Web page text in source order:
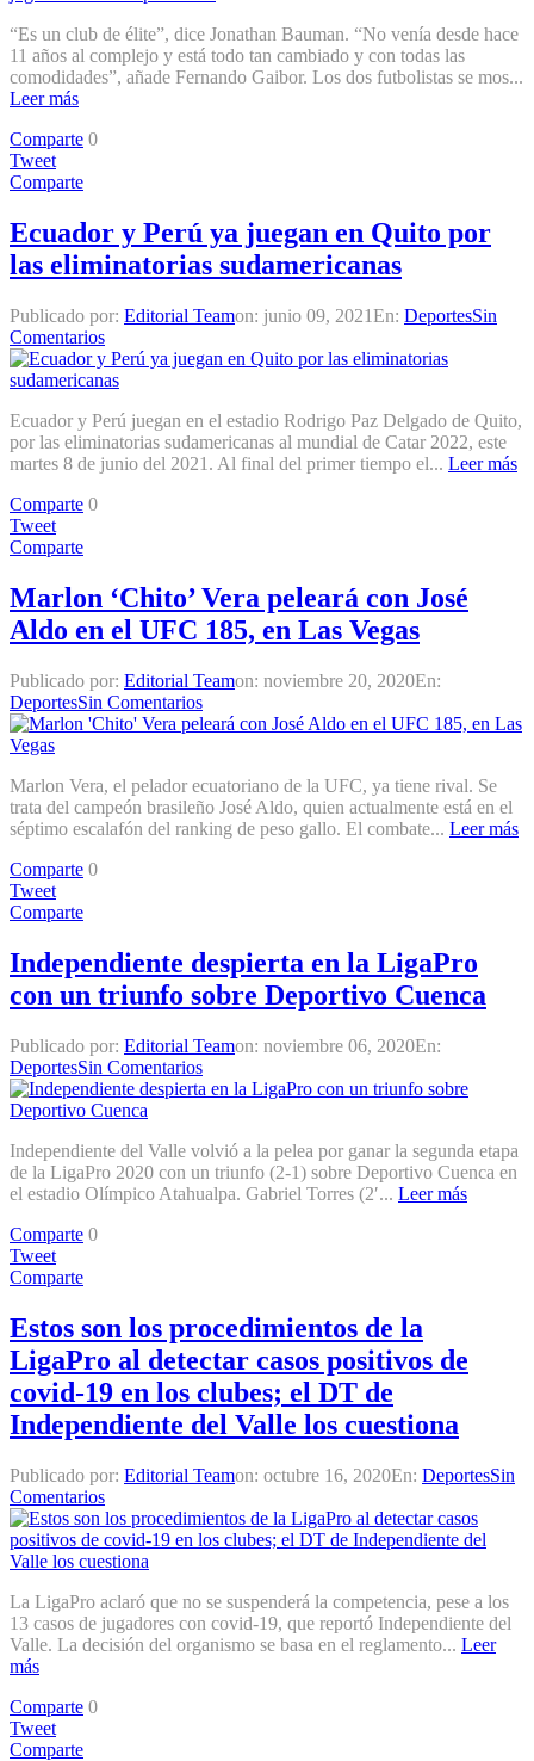
“Es un club de élite”, dice Jonathan Bauman. “No venía desde hace
11 años al complejo y está todo tan cambiado y con todas las
comodidades”, añade Fernando Gaibor. Los dos futbolistas se mos...
Leer más
Comparte 0
Tweet
Comparte
Ecuador y Perú ya juegan en Quito por
las eliminatorias sudamericanas
Publicado por: Editorial Teamon: junio 09, 2021En: DeportesSin
Comentarios
Ecuador y Perú juegan en el estadio Rodrigo Paz Delgado de Quito,
por las eliminatorias sudamericanas al mundial de Catar 2022, este
martes 8 de junio del 2021. Al final del primer tiempo el... Leer más
Comparte 0
Tweet
Comparte
Marlon ‘Chito’ Vera peleará con José
Aldo en el UFC 185, en Las Vegas
Publicado por: Editorial Teamon: noviembre 20, 2020En:
DeportesSin Comentarios
Marlon Vera, el pelador ecuatoriano de la UFC, ya tiene rival. Se
trata del campeón brasileño José Aldo, quien actualmente está en el
séptimo escalafón del ranking de peso gallo. El combate... Leer más
Comparte 0
Tweet
Comparte
Independiente despierta en la LigaPro
con un triunfo sobre Deportivo Cuenca
Publicado por: Editorial Teamon: noviembre 06, 2020En:
DeportesSin Comentarios
Independiente del Valle volvió a la pelea por ganar la segunda etapa
de la LigaPro 2020 con un triunfo (2-1) sobre Deportivo Cuenca en
el estadio Olímpico Atahualpa. Gabriel Torres (2′... Leer más
Comparte 0
Tweet
Comparte
Estos son los procedimientos de la
LigaPro al detectar casos positivos de
covid-19 en los clubes; el DT de
Independiente del Valle los cuestiona
Publicado por: Editorial Teamon: octubre 16, 2020En: DeportesSin
Comentarios
La LigaPro aclaró que no se suspenderá la competencia, pese a los
13 casos de jugadores con covid-19, que reportó Independiente del
Valle. La decisión del organismo se basa en el reglamento... Leer
más
Comparte 0
Tweet
Comparte